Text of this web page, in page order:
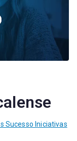
Sucesso Iniciativas